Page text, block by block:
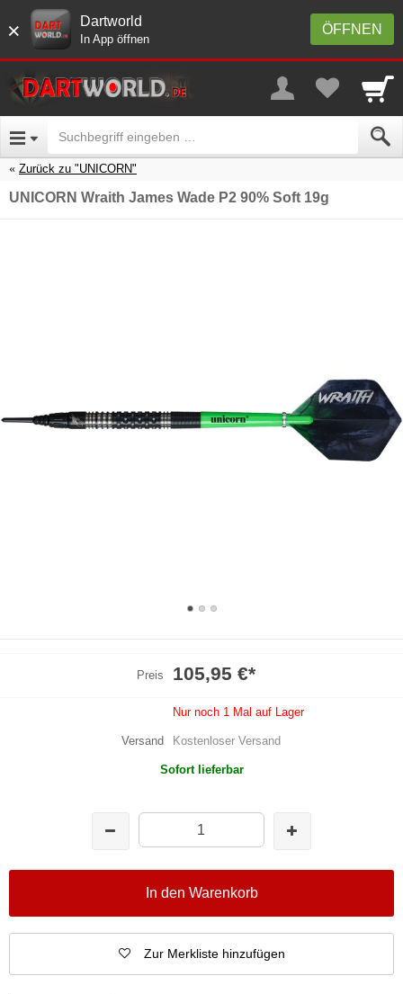
× ÖFFNEN
Dartworld
In App öffnen
Zurück zu "UNICORN"
UNICORN Wraith James Wade P2 90% Soft 19g
Preis 105,95 €*
Nur noch 1 Mal auf Lager
Versand Kostenloser Versand
Sofort lieferbar
In den Warenkorb
Zur Merkliste hinzufügen